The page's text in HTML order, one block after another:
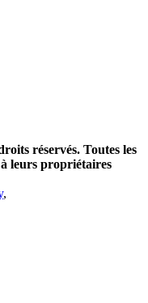
réservés. Toutes les
leurs propriétaires
,